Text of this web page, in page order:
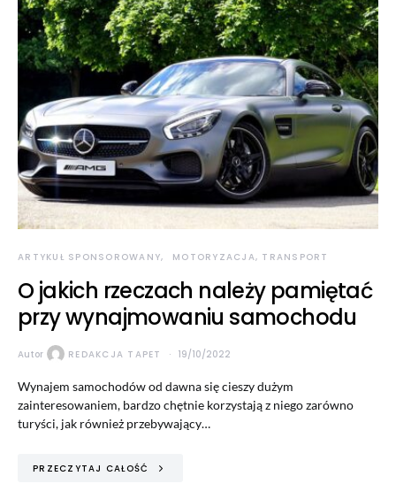
ARTYKUŁ SPONSOROWANY MOTORYZACJA, TRANSPORT
O jakich rzeczach należy pamiętać
przy wynajmowaniu samochodu
Autor REDAKCJA TAPET 19/10/2022
Wynajem samochodów od dawna się cieszy dużym
zainteresowaniem, bardzo chętnie korzystają z niego zarówno
turyści, jak również przebywający…
PRZECZYTAJ CAŁOŚĆ